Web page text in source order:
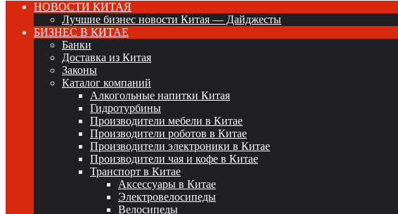
НОВОСТИ КИТАЯ
Лучшие бизнес новости Китая — Дайджесты
БИЗНЕС В КИТАЕ
Банки
Доставка из Китая
Законы
Каталог компаний
Алкогольные напитки Китая
Гидротурбины
Производители мебели в Китае
Производители роботов в Китае
Производители электроники в Китае
Производители чая и кофе в Китае
Транспорт в Китае
Аксессуары в Китае
Электровелосипеды
Велосипеды